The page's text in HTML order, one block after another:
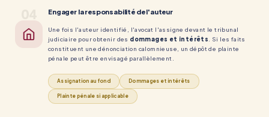
Engager la responsabilité de l'auteur
Une fois l'auteur identifié, l'avocat l'assigne devant le tribunal
judiciaire pour obtenir des dommages et intérêts
. Si les faits
constituent une dénonciation calomnieuse, un dépôt de plainte
pénale peut être envisagé parallèlement.
Assignation au fond Dommages et intérêts
Plainte pénale si applicable